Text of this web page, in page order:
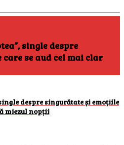
single despre
se aud cel mai clar
despre singurătate și emoțiile
miezul nopții